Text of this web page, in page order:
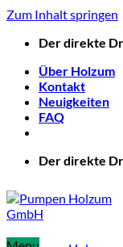
Zum Inhalt springen
Der direkte
Über Holzum
Kontakt
Neuigkeiten
FAQ
Der direkte